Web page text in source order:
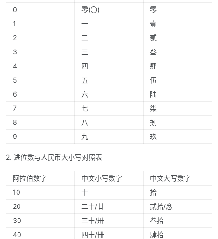
0
零(〇)
零
1
一
壹
2
二
贰
3
三
叁
4
四
肆
5
五
伍
6
六
陆
7
七
柒
8
八
捌
9
九 玖
2. 进位数与人民币大小写对照表
阿拉伯数字 中文小写数字
中文大写数字
10
十
拾
20
二十/廿
贰拾/念
30
三十/卅
叁拾
40
四十/卌
肆拾